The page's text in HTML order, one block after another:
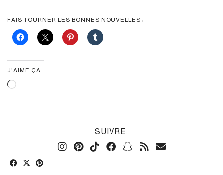
FAIS TOURNER LES BONNES NOUVELLES :
J’AIME ÇA :
Chargement…
SUIVRE: